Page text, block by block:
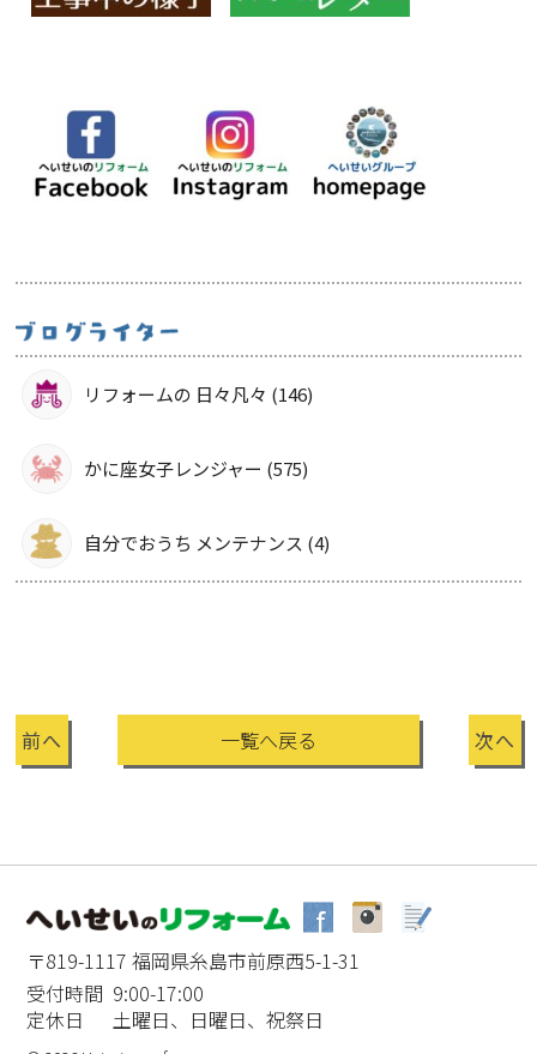
リフォームの 日々凡々 (146)
かに座女子レンジャー (575)
自分でおうち メンテナンス (4)
前へ 一覧へ戻る 次へ
〒819-1117 福岡県糸島市前原西5-1-31
受付時間 9:00-17:00
定休日 土曜日、日曜日、祝祭日